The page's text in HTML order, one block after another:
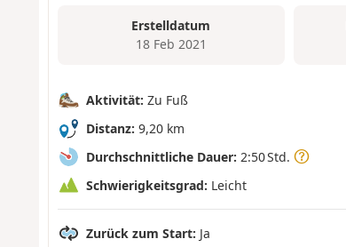
Erstelldatum
18 Feb 2021
Aktivität: Zu Fuß
Distanz: 9,20 km
Durchschnittliche Dauer: 2:50 Std.
Schwierigkeitsgrad: Leicht
Zurück zum Start: Ja